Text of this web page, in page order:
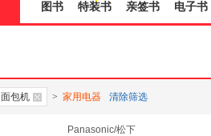
图书 特装书 亲签书 电子书
面包机 > 家用电器 清除筛选
Panasonic/松下